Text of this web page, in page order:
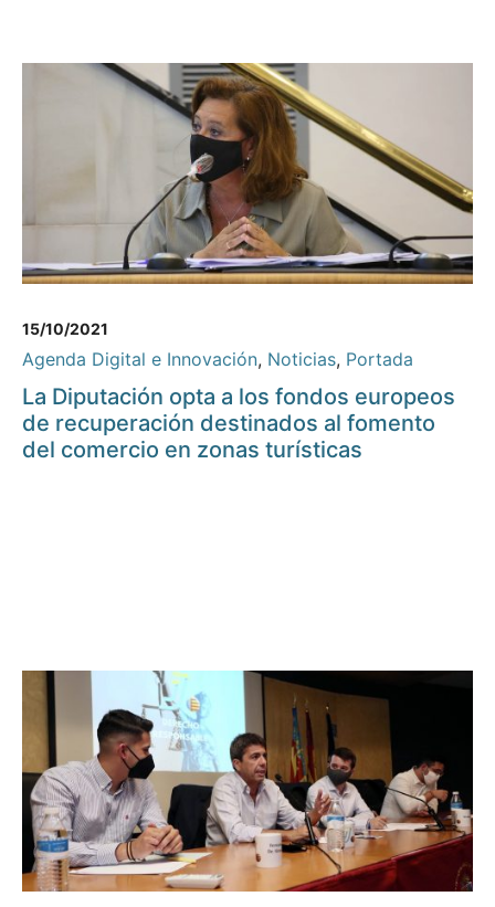
15/10/2021
Agenda Digital e Innovación, Noticias, Portada
La Diputación opta a los fondos europeos
de recuperación destinados al fomento
del comercio en zonas turísticas